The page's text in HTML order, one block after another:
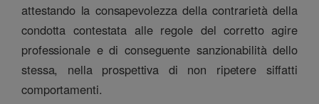
attestando la consapevolezza della contrarietà della
condotta contestata alle regole del corretto agire
professionale e di conseguente sanzionabilità dello
stessa, nella prospettiva di non ripetere siffatti
comportamenti.